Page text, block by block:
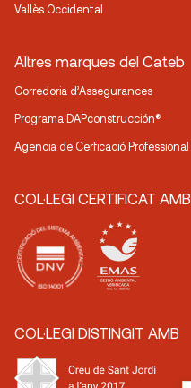
Vallès Occidental
Altres marques del Cateb
Corredoria d’Assegurances
Programa DAPconstrucción®
Agencia de Cerficació Professional
COL·LEGI CERTIFICAT AMB
COL·LEGI DISTINGIT AMB